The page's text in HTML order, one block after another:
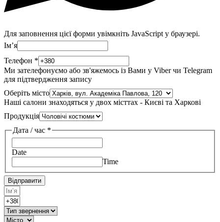
Для заповнення цієї форми увімкніть JavaScript у браузері.
Імʼя
Телефон *
Ми зателефонуємо або зв'яжемось із Вами у Viber чи Telegram
для підтвердження запису
Оберіть місто
Наші салони знаходяться у двох місттах - Києві та Харкові
Продукція
Дата / час *
Date
Time
Відправити